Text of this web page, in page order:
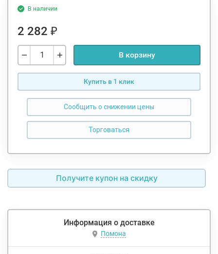
В наличии
2 282 ₽
В корзину
Купить в 1 клик
Сообщить о снижении цены
Получите купон на скидку
Информация о доставке
Помона